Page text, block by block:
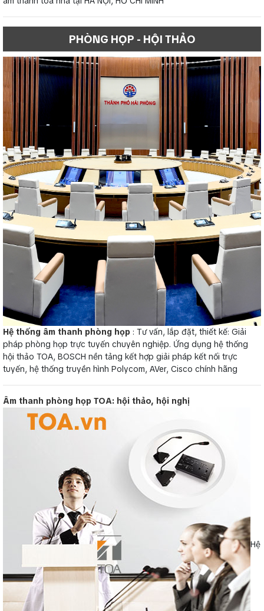
PHÒNG HỌP - HỘI THẢO
Hệ thống âm thanh phòng họp : Tư vấn, lắp đặt, thiết kế: Giải
pháp phòng họp trực tuyến chuyên nghiệp. Ứng dụng hệ thống
hội thảo TOA, BOSCH nền tảng kết hợp giải pháp kết nối trực
tuyến, hệ thống truyền hình Polycom, AVer, Cisco chính hãng
Âm thanh phòng họp TOA: hội thảo, hội nghị
Hệ